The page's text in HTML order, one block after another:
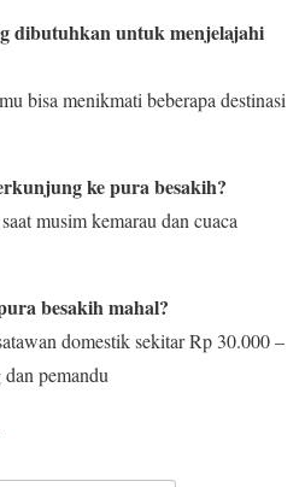
dibutuhkan untuk menjelajahi
bisa menikmati beberapa destinasi
ke pura besakih?
musim kemarau dan cuaca
besakih mahal?
domestik sekitar Rp 30.000 –
pemandu